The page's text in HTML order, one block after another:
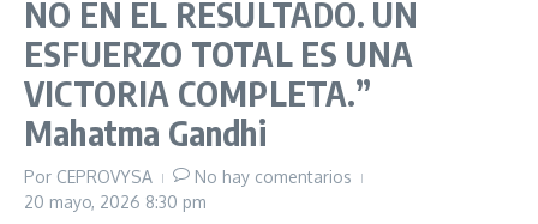
NO EN EL RESULTADO. UN
ESFUERZO TOTAL ES UNA
VICTORIA COMPLETA.”
Mahatma Gandhi
Por CEPROVYSA
No hay comentarios
20 mayo, 2026 8:30 pm